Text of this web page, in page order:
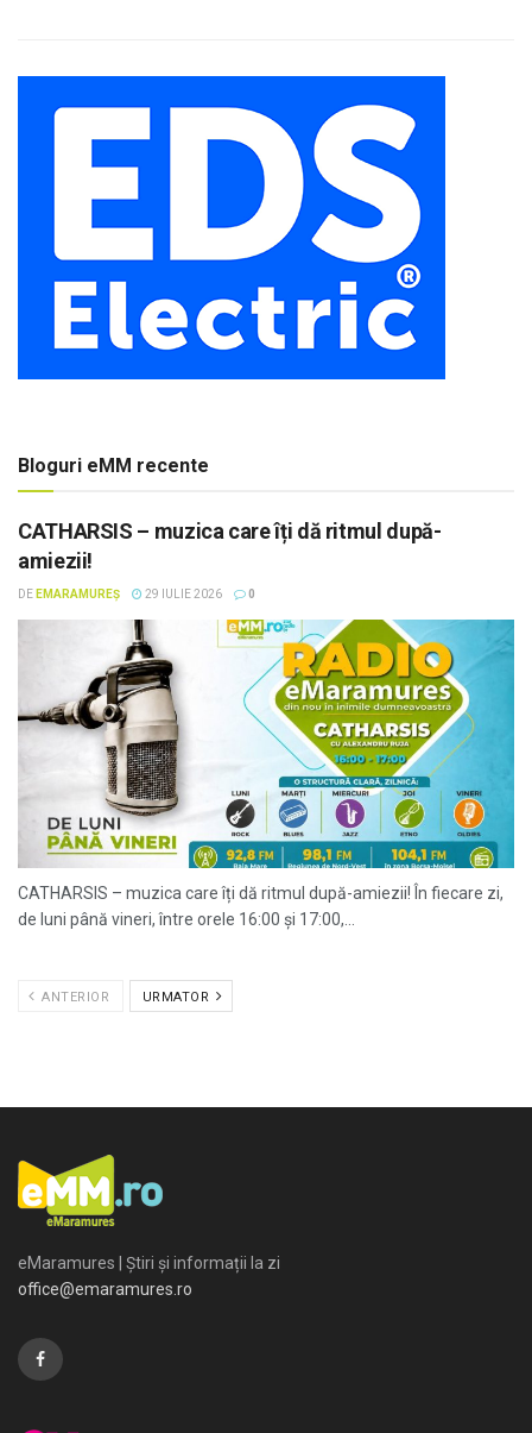
Bloguri eMM recente
CATHARSIS – muzica care îți dă ritmul după-
amiezii!
DE EMARAMUREȘ 29 IULIE 2026 0
CATHARSIS – muzica care îți dă ritmul după-amiezii! În fiecare zi,
de luni până vineri, între orele 16:00 și 17:00,...
ANTERIOR URMATOR
eMaramures | Știri și informații la zi
office@emaramures.ro